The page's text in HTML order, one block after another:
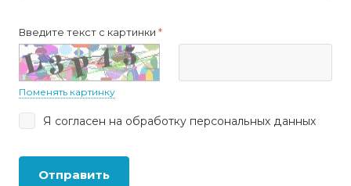
Введите текст с картинки *
Поменять картинку
Я согласен на обработку персональных данных
Отправить